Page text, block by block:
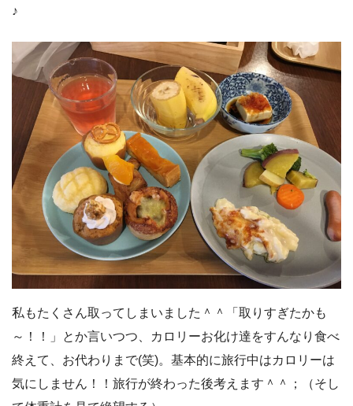
♪
私もたくさん取ってしまいました＾＾「取りすぎたかも
～！！」とか言いつつ、カロリーお化け達をすんなり食べ
終えて、お代わりまで(笑)。基本的に旅行中はカロリーは
気にしません！！旅行が終わった後考えます＾＾；（そし